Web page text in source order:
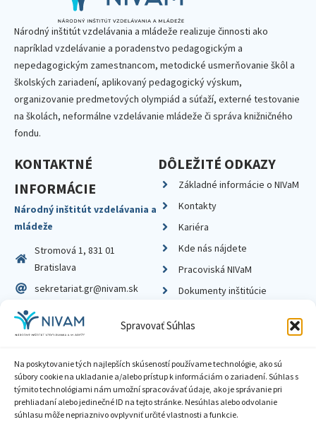
Spravovať Súhlas
Na poskytovanie tých najlepších skúseností používame technológie, ako sú
súbory cookie na ukladanie a/alebo prístup k informáciám o zariadení. Súhlas s
týmito technológiami nám umožní spracovávať údaje, ako je správanie pri
prehliadaní alebo jedinečné ID na tejto stránke. Nesúhlas alebo odvolanie
súhlasu môže nepriaznivo ovplyvniť určité vlastnosti a funkcie.
Národný inštitút vzdelávania a mládeže realizuje činnosti ako
napríklad vzdelávanie a poradenstvo pedagogickým a
nepedagogickým zamestnancom, metodické usmerňovanie škôl a
školských zariadení, aplikovaný pedagogický výskum,
organizovanie predmetových olympiád a súťaží, externé testovanie
na školách, neformálne vzdelávanie mládeže či správa knižničného
fondu.
KONTAKTNÉ
INFORMÁCIE
Národný inštitút vzdelávania a
mládeže
Stromová 1, 831 01
Bratislava
sekretariat.gr@nivam.sk
IČO: 00164348
DIČ: 2020798714
DÔLEŽITÉ ODKAZY
Základné informácie o NIVaM
Kontakty
Kariéra
Kde nás nájdete
Pracoviská NIVaM
Dokumenty inštitúcie
Zásady ochrany súkromia